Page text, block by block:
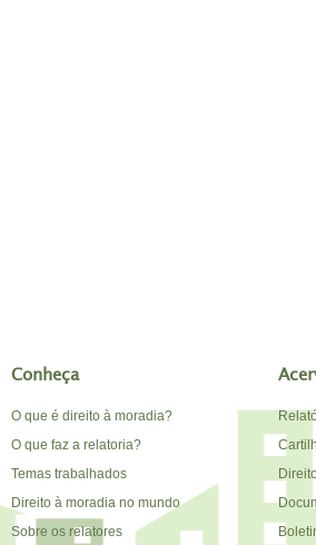
Conheça
O que é direito à moradia?
O que faz a relatoria?
Temas trabalhados
Direito à moradia no mundo
Sobre os relatores